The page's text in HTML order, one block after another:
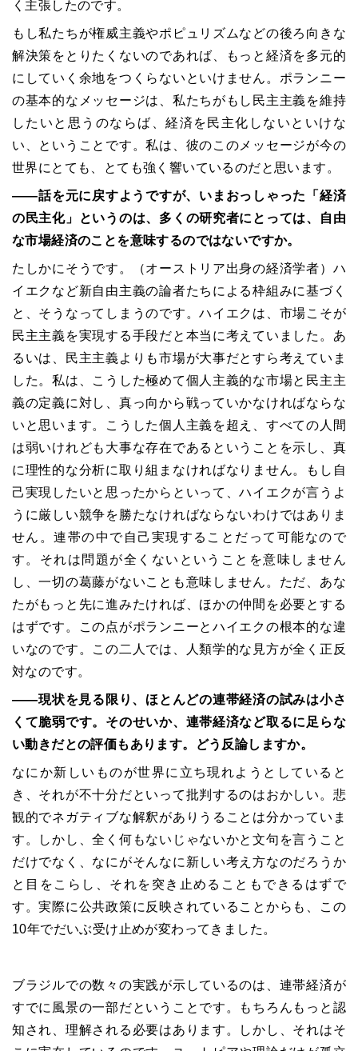
く主張したのです。
もし私たちが権威主義やポピュリズムなどの後ろ向きな
解決策をとりたくないのであれば、もっと経済を多元的
にしていく余地をつくらないといけません。ポランニー
の基本的なメッセージは、私たちがもし民主主義を維持
したいと思うのならば、経済を民主化しないといけな
い、ということです。私は、彼のこのメッセージが今の
世界にとても、とても強く響いているのだと思います。
――話を元に戻すようですが、いまおっしゃった「経済
の民主化」というのは、多くの研究者にとっては、自由
な市場経済のことを意味するのではないですか。
たしかにそうです。（オーストリア出身の経済学者）ハ
イエクなど新自由主義の論者たちによる枠組みに基づく
と、そうなってしまうのです。ハイエクは、市場こそが
民主主義を実現する手段だと本当に考えていました。あ
るいは、民主主義よりも市場が大事だとすら考えていま
した。私は、こうした極めて個人主義的な市場と民主主
義の定義に対し、真っ向から戦っていかなければならな
いと思います。こうした個人主義を超え、すべての人間
は弱いけれども大事な存在であるということを示し、真
に理性的な分析に取り組まなければなりません。もし自
己実現したいと思ったからといって、ハイエクが言うよ
うに厳しい競争を勝たなければならないわけではありま
せん。連帯の中で自己実現することだって可能なので
す。それは問題が全くないということを意味しません
し、一切の葛藤がないことも意味しません。ただ、あな
たがもっと先に進みたければ、ほかの仲間を必要とする
はずです。この点がポランニーとハイエクの根本的な違
いなのです。この二人では、人類学的な見方が全く正反
対なのです。
――現状を見る限り、ほとんどの連帯経済の試みは小さ
くて脆弱です。そのせいか、連帯経済など取るに足らな
い動きだとの評価もあります。どう反論しますか。
なにか新しいものが世界に立ち現れようとしていると
き、それが不十分だといって批判するのはおかしい。悲
観的でネガティブな解釈がありうることは分かっていま
す。しかし、全く何もないじゃないかと文句を言うこと
だけでなく、なにがそんなに新しい考え方なのだろうか
と目をこらし、それを突き止めることもできるはずで
す。実際に公共政策に反映されていることからも、この
10年でだいぶ受け止めが変わってきました。
ブラジルでの数々の実践が示しているのは、連帯経済が
すでに風景の一部だということです。もちろんもっと認
知され、理解される必要はあります。しかし、それはそ